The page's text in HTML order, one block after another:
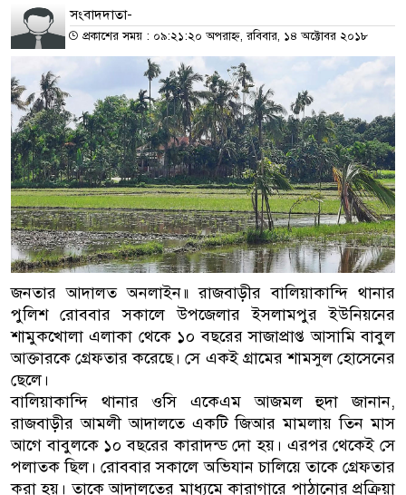
সংবাদদাতা-
প্রকাশের সময় : ০৯:২১:২০ অপরাহ্ন, রবিবার, ১৪ অক্টোবর ২০১৮
জনতার আদালত অনলাইন॥ রাজবাড়ীর বালিয়াকান্দি থানার
পুলিশ রোববার সকালে উপজেলার ইসলামপুর ইউনিয়নের
শামুকখোলা এলাকা থেকে ১০ বছরের সাজাপ্রাপ্ত আসামি বাবুল
আক্তারকে গ্রেফতার করেছে। সে একই গ্রামের শামসুল হোসেনের
ছেলে।
বালিয়াকান্দি থানার ওসি একেএম আজমল হুদা জানান,
রাজবাড়ীর আমলী আদালতে একটি জিআর মামলায় তিন মাস
আগে বাবুলকে ১০ বছরের কারাদন্ড দো হয়। এরপর থেকেই সে
পলাতক ছিল। রোববার সকালে অভিযান চালিয়ে তাকে গ্রেফতার
করা হয়। তাকে আদালতের মাধ্যমে কারাগারে পাঠানোর প্রক্রিয়া